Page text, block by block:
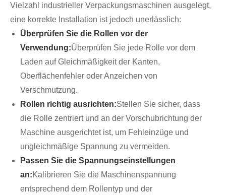
Vielzahl industrieller Verpackungsmaschinen ausgelegt,
eine korrekte Installation ist jedoch unerlässlich:
Überprüfen Sie die Rollen vor der
Verwendung:Überprüfen Sie jede Rolle vor dem
Laden auf Gleichmäßigkeit der Kanten,
Oberflächenfehler oder Anzeichen von
Verschmutzung.
Rollen richtig ausrichten:Stellen Sie sicher, dass
die Rolle zentriert und an der Vorschubrichtung der
Maschine ausgerichtet ist, um Fehleinzüge und
ungleichmäßige Spannung zu vermeiden.
Passen Sie die Spannungseinstellungen
an:Kalibrieren Sie die Maschinenspannung
entsprechend dem Rollentyp und der